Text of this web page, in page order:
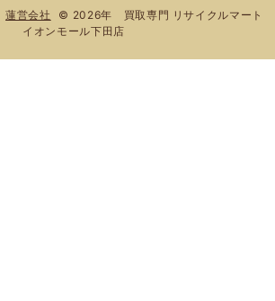
蓮営会社
© 2026年 買取専門 リサイクルマート
イオンモール下田店